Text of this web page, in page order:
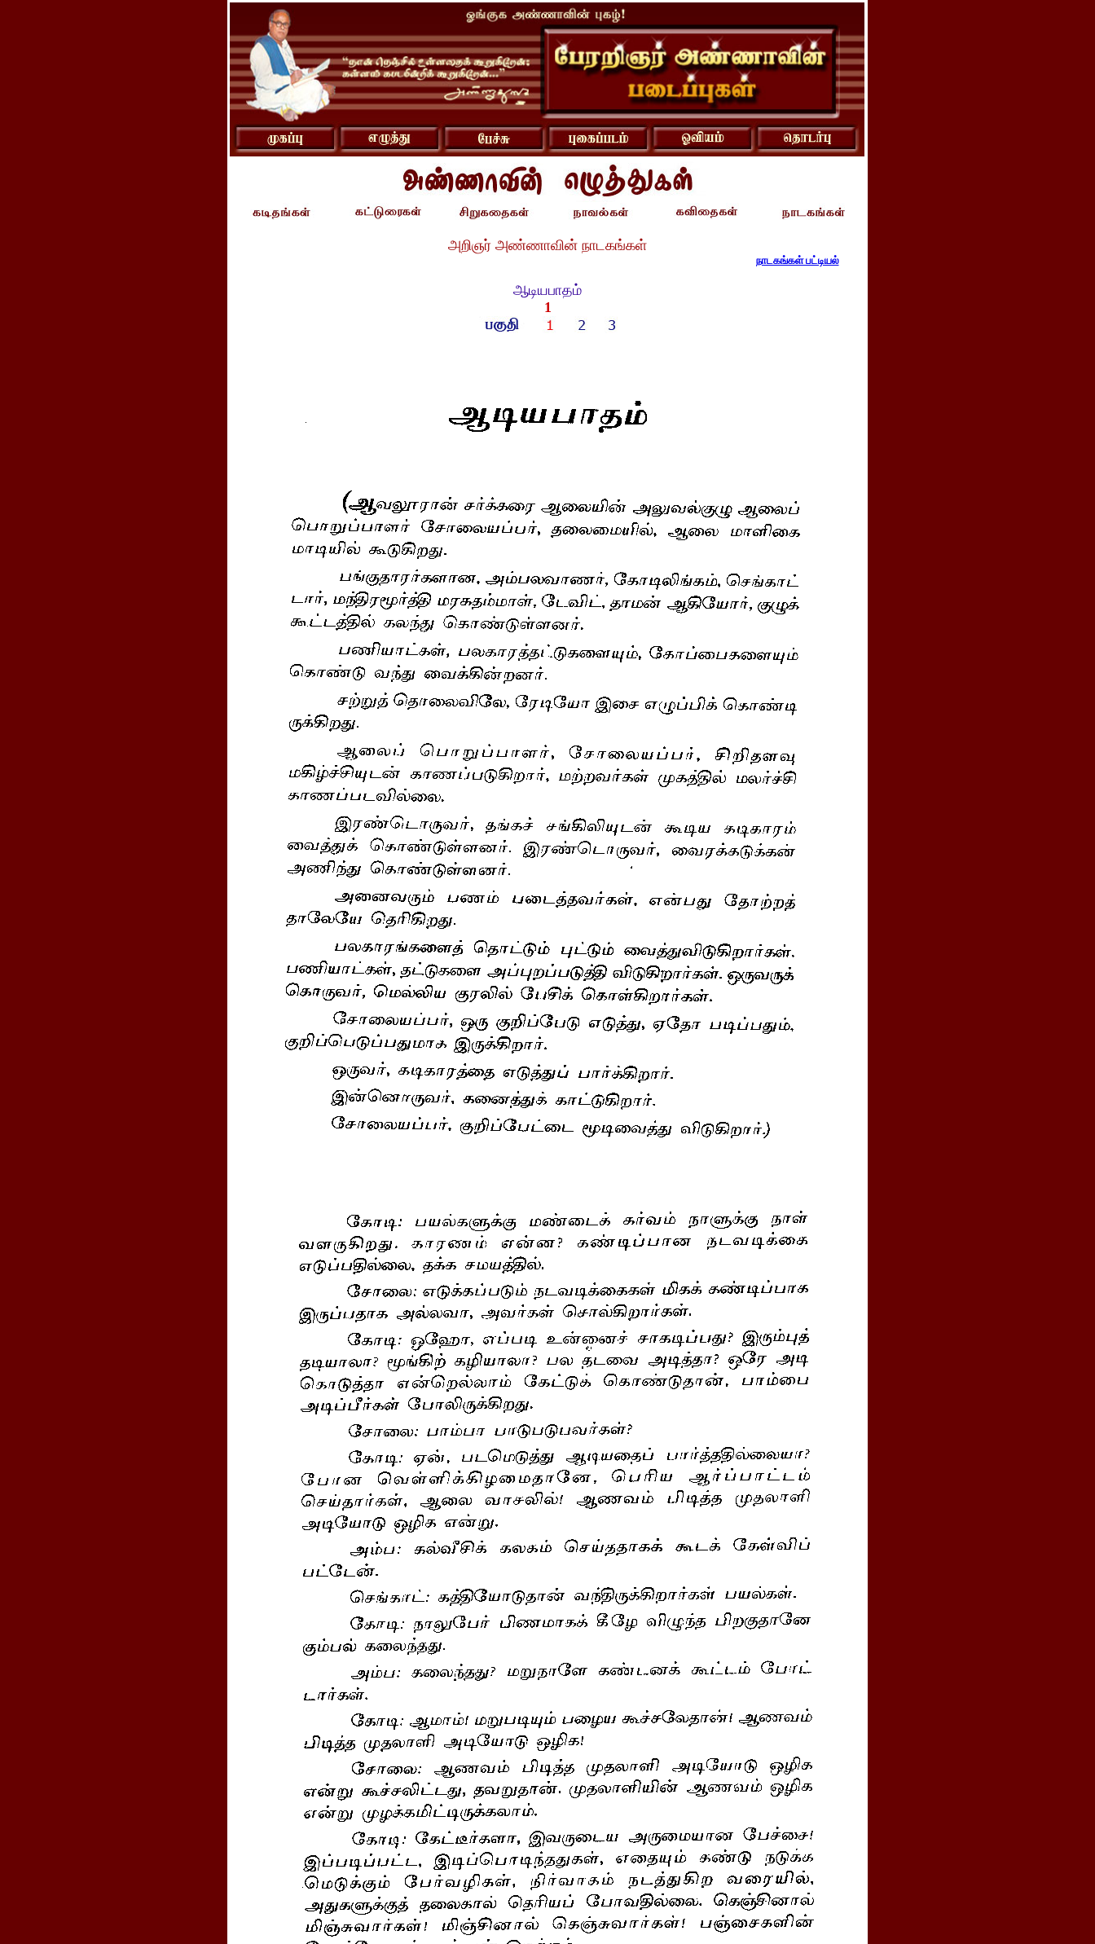
அறிஞர் அண்ணாவின் நாடகங்கள்
நாடகங்கள் பட்டியல்
ஆடியபாதம்
1